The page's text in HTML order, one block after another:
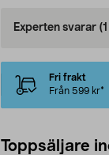
Experten svarar
Fri frakt
Från 599 kr*
Toppsäljare